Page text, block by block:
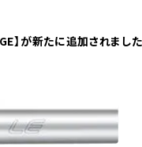
】が新たに追加されました